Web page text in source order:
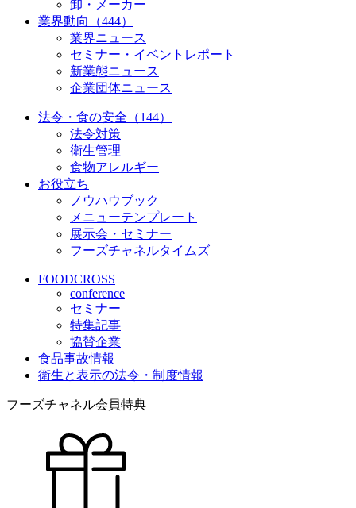
卸・メーカー
業界動向（444）
業界ニュース
セミナー・イベントレポート
新業態ニュース
企業団体ニュース
法令・食の安全（144）
法令対策
衛生管理
食物アレルギー
お役立ち
ノウハウブック
メニューテンプレート
展示会・セミナー
フーズチャネルタイムズ
FOODCROSS
conference
セミナー
特集記事
協賛企業
食品事故情報
衛生と表示の法令・制度情報
フーズチャネル会員特典